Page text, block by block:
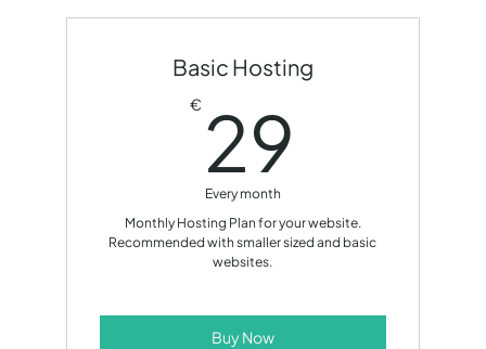
Basic Hosting
€ 29
Every month
Monthly Hosting Plan for your website.
Recommended with smaller sized and basic
websites.
Buy Now